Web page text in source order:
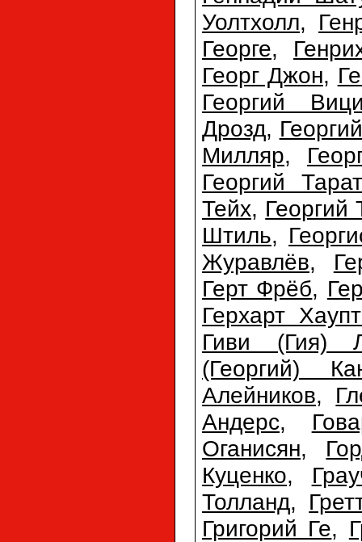
Уолтхолл,
Георге,
Георг Джон,
Георгий
Дрозд,
Милляр,
Георгий
Тейх, Георгий
Штиль,
Журавлёв,
Герт Фрёб,
Герхарт
Гиви (Гия)
(Георгий)
Алейников,
Андерс,
Оганисян,
Куценко,
Толланд,
Григорий Ге,